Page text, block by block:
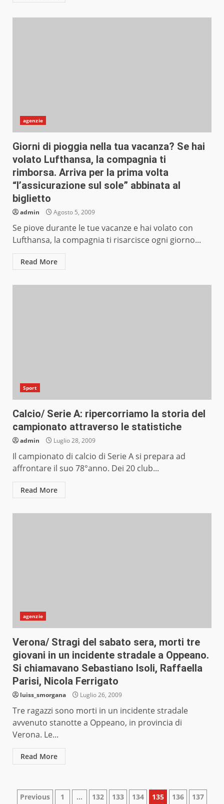
agenzie
Giorni di pioggia nella tua vacanza? Se hai
volato Lufthansa, la compagnia ti
rimborsa. Arriva per la prima volta
“l’assicurazione sul sole” abbinata al
biglietto
admin Agosto 5, 2009
Se piove durante le tue vacanze e hai volato con
Lufthansa, la compagnia ti risarcisce ogni giorno...
Read More
Sport
Calcio/ Serie A: ripercorriamo la storia del
campionato attraverso le statistiche
admin Luglio 28, 2009
Il campionato di calcio di Serie A si prepara ad
affrontare il suo 78°anno. Dei 20 club...
Read More
agenzie
Verona/ Stragi del sabato sera, morti tre
giovani in un incidente stradale a Oppeano.
Si chiamavano Sebastiano Isoli, Raffaella
Parisi, Nicola Ferrigato
luiss_smorgana Luglio 26, 2009
Tre ragazzi sono morti in un incidente stradale
avvenuto stanotte a Oppeano, in provincia di
Verona. Le...
Read More
Paginazione
Previous 1 … 132 133 134 135 136 137